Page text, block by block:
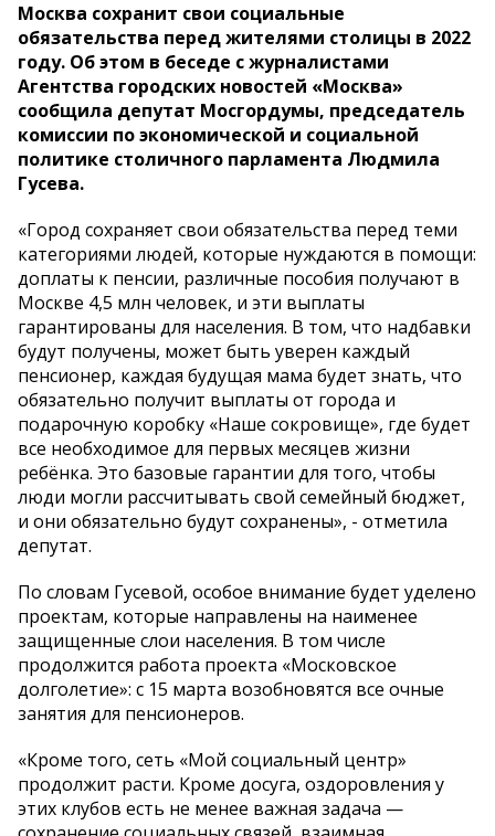
Москва сохранит свои социальные
обязательства перед жителями столицы в 2022
году. Об этом в беседе с журналистами
Агентства городских новостей «Москва»
сообщила депутат Мосгордумы, председатель
комиссии по экономической и социальной
политике столичного парламента Людмила
Гусева.
«Город сохраняет свои обязательства перед теми
категориями людей, которые нуждаются в помощи:
доплаты к пенсии, различные пособия получают в
Москве 4,5 млн человек, и эти выплаты
гарантированы для населения. В том, что надбавки
будут получены, может быть уверен каждый
пенсионер, каждая будущая мама будет знать, что
обязательно получит выплаты от города и
подарочную коробку «Наше сокровище», где будет
все необходимое для первых месяцев жизни
ребёнка. Это базовые гарантии для того, чтобы
люди могли рассчитывать свой семейный бюджет,
и они обязательно будут сохранены», - отметила
депутат.
По словам Гусевой, особое внимание будет уделено
проектам, которые направлены на наименее
защищенные слои населения. В том числе
продолжится работа проекта «Московское
долголетие»: с 15 марта возобновятся все очные
занятия для пенсионеров.
«Кроме того, сеть «Мой социальный центр»
продолжит расти. Кроме досуга, оздоровления у
этих клубов есть не менее важная задача —